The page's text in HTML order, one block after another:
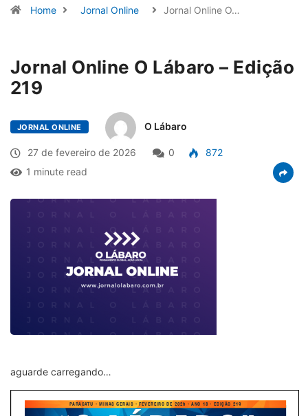
Home Jornal Online Jornal Online O…
Jornal Online O Lábaro – Edição
219
JORNAL ONLINE O Lábaro
27 de fevereiro de 2026 0
872
1 minute read
aguarde carregando…